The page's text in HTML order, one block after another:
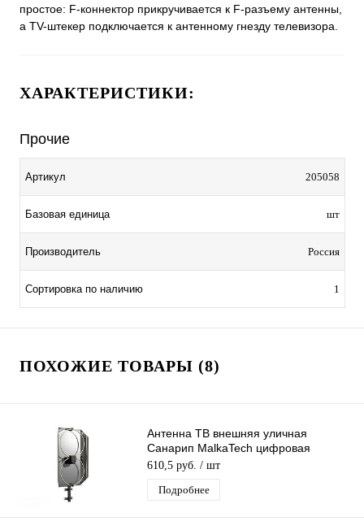
простое: F-коннектор прикручивается к F-разъему антенны,
а TV-штекер подключается к антенному гнезду телевизора.
ХАРАКТЕРИСТИКИ:
Прочие
Артикул 205058
Базовая единица шт
Производитель Россия
Сортировка по наличию 1
ПОХОЖИЕ ТОВАРЫ (8)
Антенна ТВ внешняя уличная
Санарип MalkaTech цифровая
эфирная для DVB-T2 ТВ наружная
610,5 руб. / шт
Подробнее